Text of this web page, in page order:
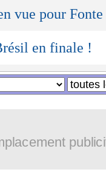
vue pour Fonte
en finale !
5 juillet 2021